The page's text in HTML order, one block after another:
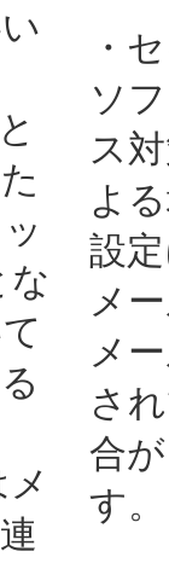
な
・
ソ
ス
よ
設
メ
メ
さ
合
す。